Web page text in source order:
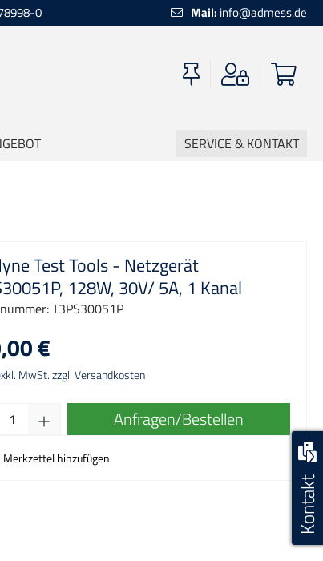
Kontakt
0 Mail: info@admess.de
SERVICE & KONTAKT
Test Tools - Netzgerät
128W, 30V/ 5A, 1 Kanal
T3PS30051P
€
MwSt. zzgl. Versandkosten
Anzahl: Gib den gewünschten
Anfragen/Bestellen
Merkzettel hinzufügen